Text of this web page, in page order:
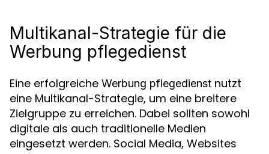
Multikanal-Strategie für die
Werbung pflegedienst
Eine erfolgreiche Werbung pflegedienst nutzt
eine Multikanal-Strategie, um eine breitere
Zielgruppe zu erreichen. Dabei sollten sowohl
digitale als auch traditionelle Medien
eingesetzt werden. Social Media, Websites